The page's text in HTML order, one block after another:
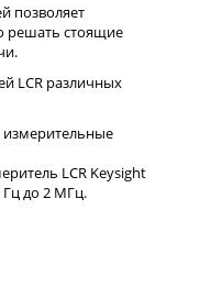
позволяет
решать стоящие
LCR различных
измерительные
LCR Keysight
Гц до 2 МГц.